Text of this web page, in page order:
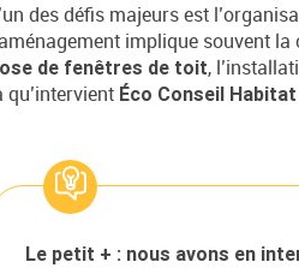
des défis majeurs est
implique souvent la
de fenêtres de toit,
qu’intervient Éco Conseil Habitat
Le petit + : nous avons en